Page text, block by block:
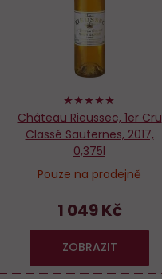
100%
Château Rieussec, 1er Cru
Classé Sauternes, 2017,
0,375l
Pouze na prodejně
1 049 Kč
ZOBRAZIT